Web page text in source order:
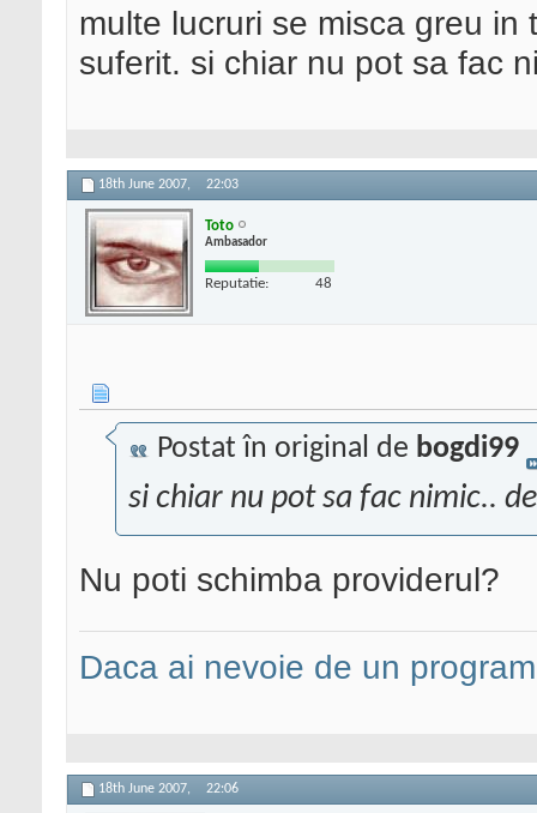
multe lucruri se misca greu
suferit. si chiar nu pot sa fac
18th June 2007, 22:03
Toto
Ambasador
Reputatie: 48
Postat în original de bogdi99
si chiar nu pot sa fac nimic..
Nu poti schimba providerul?
Daca ai nevoie de un
18th June 2007, 22:06